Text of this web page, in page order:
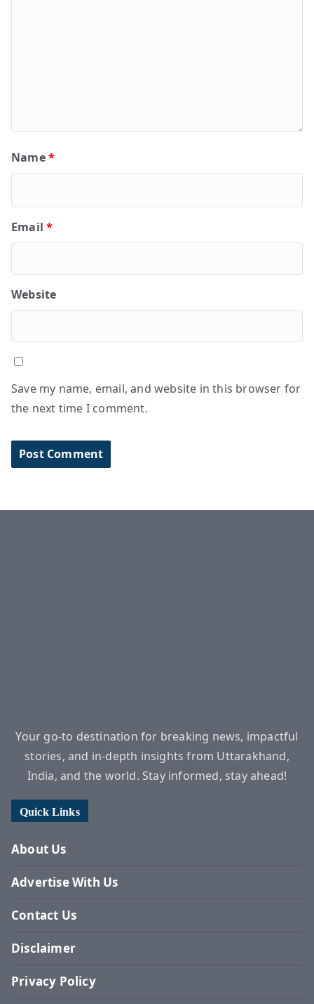
Name*
Email*
Website
Save my name, email, and website in this browser for
the next time I comment.
Your go-to destination for breaking news, impactful
stories, and in-depth insights from Uttarakhand,
India, and the world. Stay informed, stay ahead!
Quick Links
About Us
Advertise With Us
Contact Us
Disclaimer
Privacy Policy